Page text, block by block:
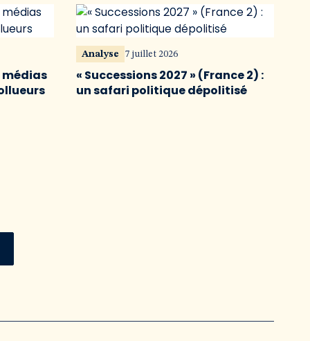
médias
Analyse 7 juillet 2026
« Successions 2027 » (France 2) :
un safari politique dépolitisé